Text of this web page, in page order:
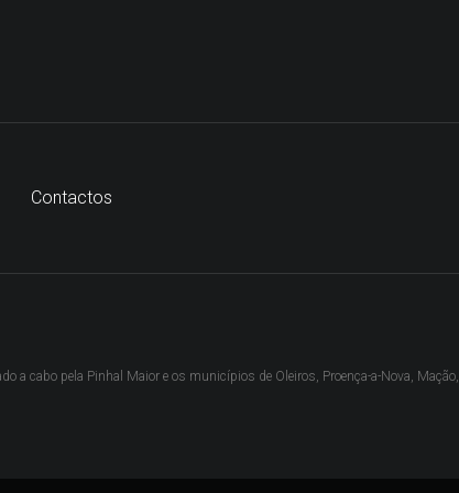
Contactos
a cabo pela Pinhal Maior e os municípios de Oleiros, Proença-a-Nova, Mação,